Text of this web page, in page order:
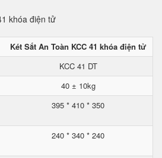
Két Sắt An Toàn KCC 41 khóa điện tử
KCC 41 DT
40 ± 10kg
395 * 410 * 350
240 * 340 * 240